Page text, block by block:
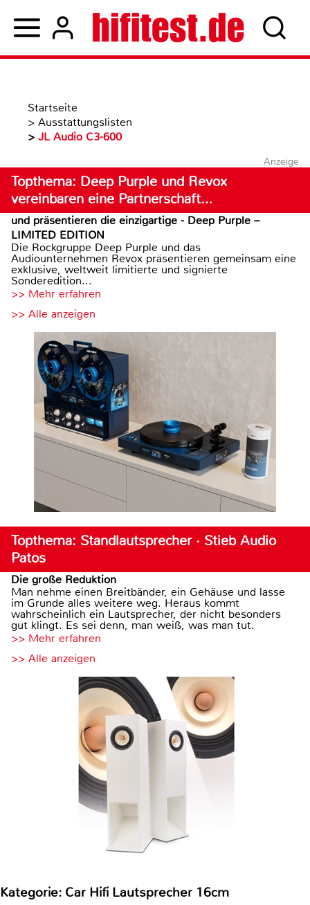
Startseite
> Ausstattungslisten
> JL Audio C3-600
Anzeige
Topthema: Deep Purple und Revox
vereinbaren eine Partnerschaft…
und präsentieren die einzigartige - Deep Purple –
LIMITED EDITION
Die Rockgruppe Deep Purple und das
Audiounternehmen Revox präsentieren gemeinsam eine
exklusive, weltweit limitierte und signierte
Sonderedition...
>> Mehr erfahren
>> Alle anzeigen
Topthema: Standlautsprecher · Stieb Audio
Patos
Die große Reduktion
Man nehme einen Breitbänder, ein Gehäuse und lasse
im Grunde alles weitere weg. Heraus kommt
wahrscheinlich ein Lautsprecher, der nicht besonders
gut klingt. Es sei denn, man weiß, was man tut.
>> Mehr erfahren
>> Alle anzeigen
Kategorie: Car Hifi Lautsprecher 16cm